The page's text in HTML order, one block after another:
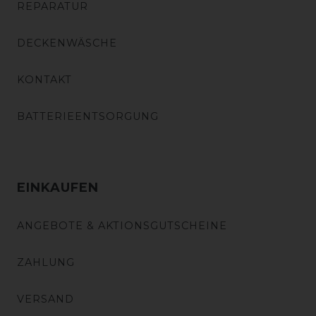
REPARATUR
DECKENWÄSCHE
KONTAKT
BATTERIEENTSORGUNG
EINKAUFEN
ANGEBOTE & AKTIONSGUTSCHEINE
ZAHLUNG
VERSAND